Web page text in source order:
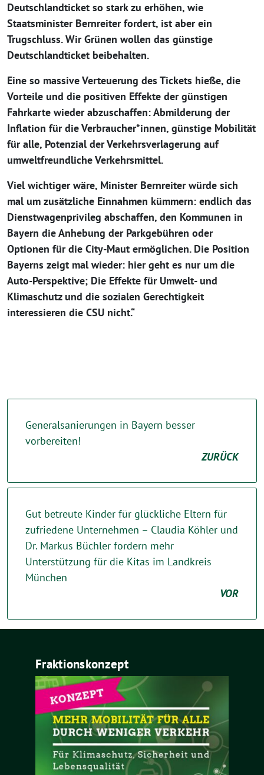
Deutschlandticket so stark zu erhöhen, wie
Staatsminister Bernreiter fordert, ist aber ein
Trugschluss. Wir Grünen wollen das günstige
Deutschlandticket beibehalten.
Eine so massive Verteuerung des Tickets hieße, die
Vorteile und die positiven Effekte der günstigen
Fahrkarte wieder abzuschaffen: Abmilderung der
Inflation für die Verbraucher*innen, günstige Mobilität
für alle, Potenzial der Verkehrsverlagerung auf
umweltfreundliche Verkehrsmittel.
Viel wichtiger wäre, Minister Bernreiter würde sich
mal um zusätzliche Einnahmen kümmern: endlich das
Dienstwagenprivileg abschaffen, den Kommunen in
Bayern die Anhebung der Parkgebühren oder
Optionen für die City-Maut ermöglichen. Die Position
Bayerns zeigt mal wieder: hier geht es nur um die
Auto-Perspektive; Die Effekte für Umwelt- und
Klimaschutz und die sozialen Gerechtigkeit
interessieren die CSU nicht.“
Generalsanierungen in Bayern besser
vorbereiten!
ZURÜCK
Gut betreute Kinder für glückliche Eltern für
zufriedene Unternehmen – Claudia Köhler und
Dr. Markus Büchler fordern mehr
Unterstützung für die Kitas im Landkreis
München
VOR
Fraktionskonzept